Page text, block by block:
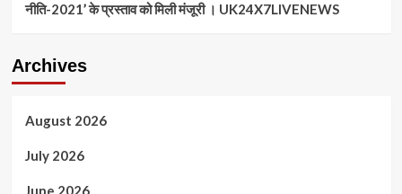
नीति-2021’ के प्रस्ताव को मिली मंजूरी । UK24X7LIVENEWS
Archives
August 2026
July 2026
June 2026